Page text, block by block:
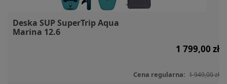
Deska SUP SuperTrip Aqua
Marina 12.6
1 799,00 zł
Cena regularna: 1 949,00 zł